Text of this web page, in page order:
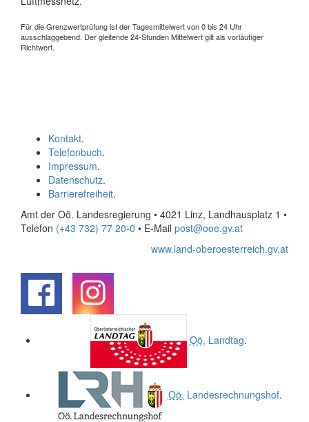
Für die Grenzwertprüfung ist der Tagesmittelwert von 0 bis 24 Uhr
ausschlaggebend. Der gleitende 24-Stunden Mittelwert gilt als vorläufiger
Richtwert.
Kontakt.
Telefonbuch.
Impressum.
Datenschutz.
Barrierefreiheit.
Amt der Oö. Landesregierung • 4021 Linz, Landhausplatz 1 •
Telefon (+43 732) 77 20-0 • E-Mail post@ooe.gv.at
www.land-oberoesterreich.gv.at
Oö. Landtag.
Oö. Landesrechnungshof.